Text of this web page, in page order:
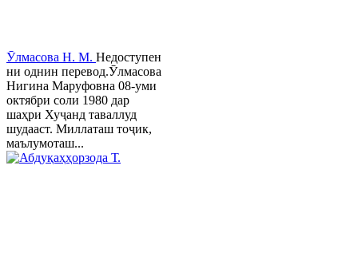
Ӯлмасова Н. М. Недоступен
ни однин перевод.Ӯлмасова
Нигина Маруфовна 08-уми
октябри соли 1980 дар
шаҳри Хуҷанд таваллуд
шудааст. Миллаташ тоҷик,
маълумоташ...